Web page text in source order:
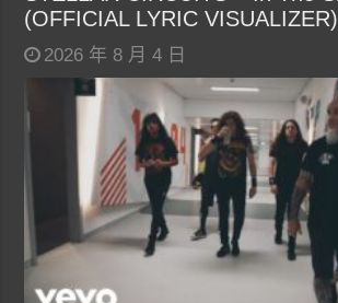
(OFFICIAL LYRIC VISUALIZER)
2026 年 8 月 4 日